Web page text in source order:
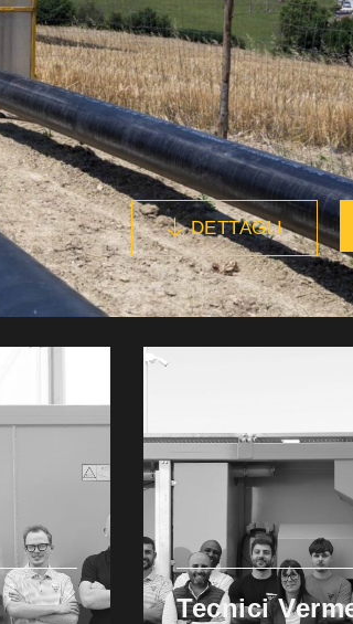
DETTAGLI
Tecnici